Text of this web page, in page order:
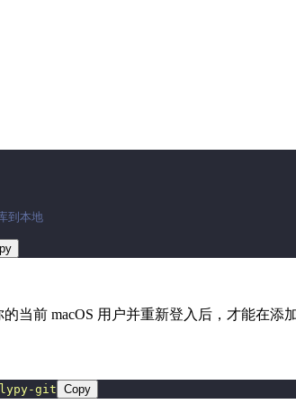
到本地
当前 macOS 用户并重新登入后，才能在添
git Copy